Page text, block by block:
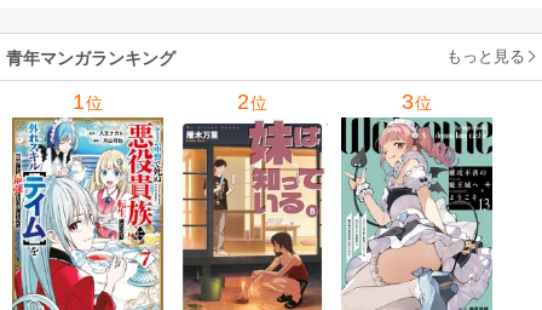
の
れ
メ
青年マンガランキング もっと見る
1位 2位 3位